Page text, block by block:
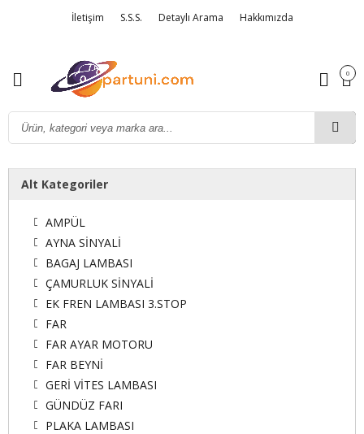
İletişim S.S.S. Detaylı Arama Hakkımızda
0
Alt Kategoriler
AMPÜL
AYNA SİNYALİ
BAGAJ LAMBASI
ÇAMURLUK SİNYALİ
EK FREN LAMBASI 3.STOP
FAR
FAR AYAR MOTORU
FAR BEYNİ
GERİ VİTES LAMBASI
GÜNDÜZ FARI
PLAKA LAMBASI